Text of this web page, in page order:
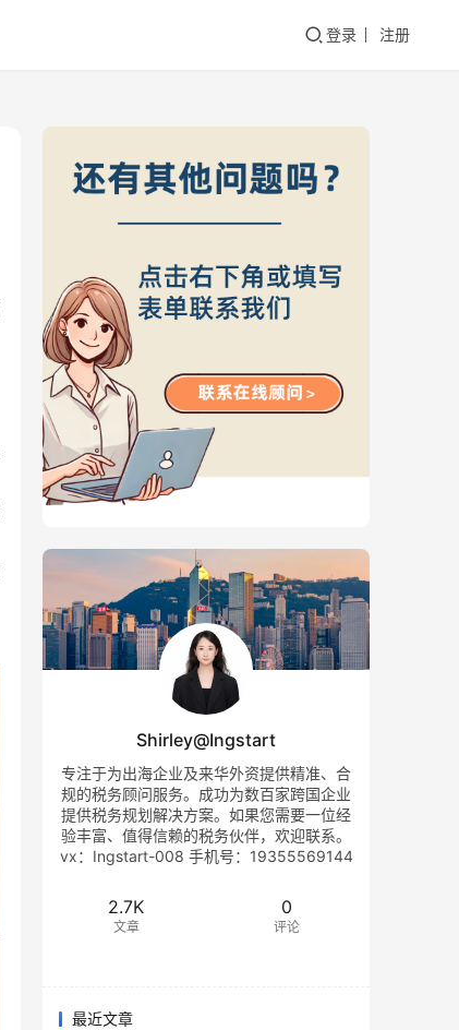
登录 注册
Shirley@Ingstart
专注于为出海企业及来华外资提供精准、合
规的税务顾问服务。成功为数百家跨国企业
提供税务规划解决方案。如果您需要一位经
验丰富、值得信赖的税务伙伴，欢迎联系。
vx：Ingstart-008 手机号：19355569144
2.7K
文章
0
评论
最近文章